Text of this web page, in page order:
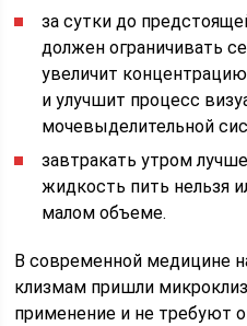
за сутки до
должен ограничивать
увеличит
и улучшит процесс
мочевыделительной
завтракать утром
жидкость пить нельзя
малом объеме.
В современной медицине
клизмам пришли
применение и не требуют